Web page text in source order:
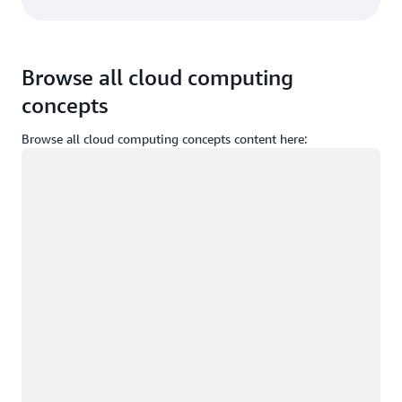
Browse all cloud computing
concepts
Browse all cloud computing concepts content here: